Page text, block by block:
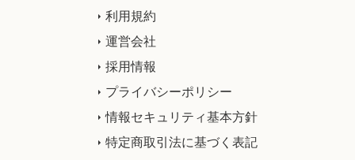
利用規約
運営会社
採用情報
プライバシーポリシー
情報セキュリティ基本方針
特定商取引法に基づく表記